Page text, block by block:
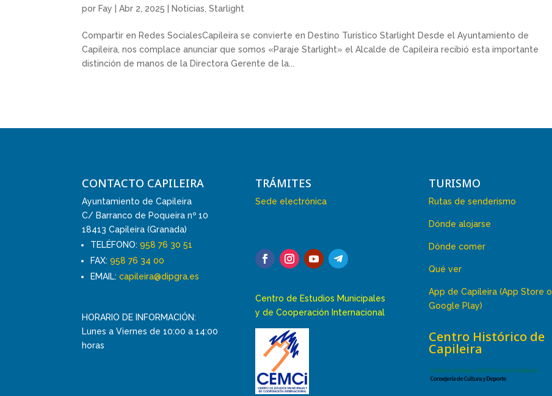
por Fay |Abr 2, 2025 Noticias ,Starlight
Compartir en Redes SocialesCapileira se convierte en Destino Turístico Starlight Desde el Ayuntamiento de
Capileira, nos complace anunciar que somos «Paraje Starlight» el Alcalde de Capileira recibió esta importante
distinción de manos de la Directora Gerente de la...
CONTACTO CAPILEIRA
Ayuntamiento de Capileira
C/ Barranco de Poqueira nº 10
18413 Capileira (Granada)
TELÉFONO:958 76 30 51
FAX:958 76 34 00
EMAIL:capileira@dipgra.es
HORARIO DE INFORMACIÓN:
Lunes a Viernes de 10:00 a 14:00
horas
TRÁMITES
Sede electrónica
Centro de Estudios Municipales
y de Cooperación Internacional
TURISMO
Rutas de senderismo
Dónde alojarse
Dónde comer
Qué ver
App de Capileira (App Store o
Google Play)
Centro Histórico de
Capileira